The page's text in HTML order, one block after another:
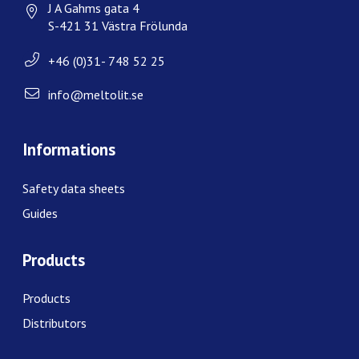
J A Gahms gata 4
S-421 31 Västra Frölunda
+46 (0)31- 748 52 25
info@meltolit.se
Informations
Safety data sheets
Guides
Products
Products
Distributors